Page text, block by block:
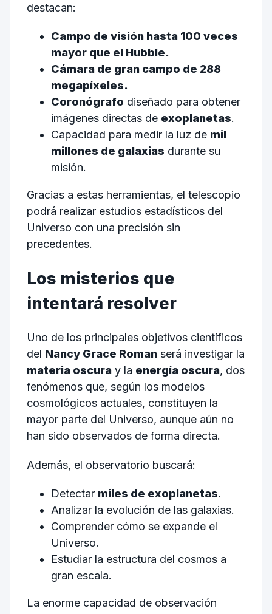
destacan:
Campo de visión hasta 100 veces
mayor que el Hubble.
Cámara de gran campo de 288
megapíxeles.
Coronógrafo diseñado para obtener
imágenes directas de exoplanetas.
Capacidad para medir la luz de mil
millones de galaxias durante su
misión.
Gracias a estas herramientas, el telescopio
podrá realizar estudios estadísticos del
Universo con una precisión sin
precedentes.
Los misterios que
intentará resolver
Uno de los principales objetivos científicos
del Nancy Grace Romanserá investigar la
materia oscuray la energía oscura, dos
fenómenos que, según los modelos
cosmológicos actuales, constituyen la
mayor parte del Universo, aunque aún no
han sido observados de forma directa.
Además, el observatorio buscará:
Detectar miles de exoplanetas.
Analizar la evolución de las galaxias.
Comprender cómo se expande el
Universo.
Estudiar la estructura del cosmos a
gran escala.
La enorme capacidad de observación